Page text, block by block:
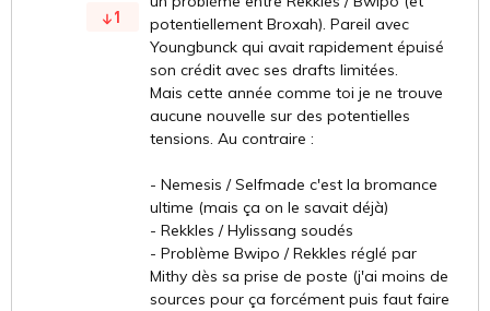
1
potentiellement Broxah). Pareil avec
Youngbunck qui avait rapidement épuisé
son crédit avec ses drafts limitées.
Mais cette année comme toi je ne trouve
aucune nouvelle sur des potentielles
tensions. Au contraire :
- Nemesis / Selfmade c'est la bromance
ultime (mais ça on le savait déjà)
- Rekkles / Hylissang soudés
- Problème Bwipo / Rekkles réglé par
Mithy dès sa prise de poste (j'ai moins de
sources pour ça forcément puis faut faire